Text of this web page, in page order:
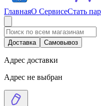
ГлавнаяО СервисеСтать
Доставка Самовывоз
Адрес доставки
Адрес не выбран